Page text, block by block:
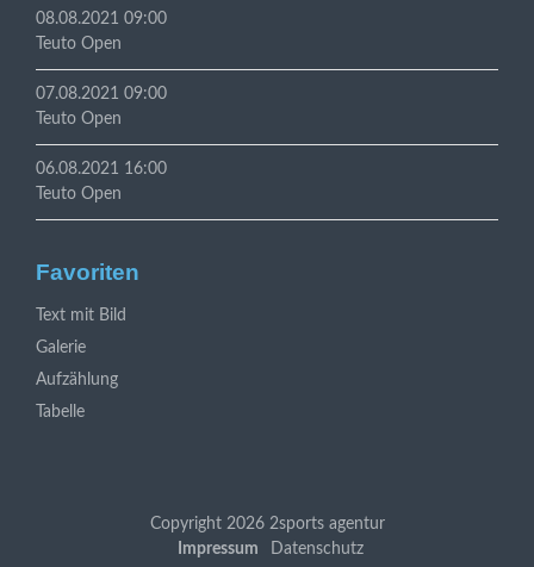
08.08.2021 09:00
Teuto Open
07.08.2021 09:00
Teuto Open
06.08.2021 16:00
Teuto Open
Favoriten
Navigation
überspringen
Text mit Bild
Galerie
Aufzählung
Tabelle
Copyright 2026 2sports agentur
Navigation
Impressum Datenschutz